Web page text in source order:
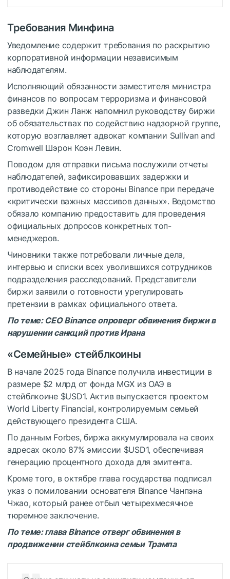
Требования Минфина
Уведомление содержит требования по раскрытию
корпоративной информации независимым
наблюдателям.
Исполняющий обязанности заместителя министра
финансов по вопросам терроризма и финансовой
разведки Джин Ланж напомнил руководству биржи
об обязательствах по содействию надзорной группе,
которую возглавляет адвокат компании Sullivаn аnd
Сrоmwell Шэрон Коэн Левин.
Поводом для отправки письма послужили отчеты
наблюдателей, зафиксировавших задержки и
противодействие со стороны Binance при передаче
«критически важных массивов данных». Ведомство
обязало компанию предоставить для проведения
официальных допросов конкретных топ-
менеджеров.
Чиновники также потребовали личные дела,
интервью и списки всех уволившихся сотрудников
подразделения расследований. Представители
биржи заявили о готовности урегулировать
претензии в рамках официального ответа.
По теме: CEO Binance опроверг обвинения биржи в
нарушении санкций против Ирана
«Семейные» стейблкоины
В начале 2025 года Binance получила инвестиции в
размере $2 млрд от фонда МGХ из ОАЭ в
стейблкоине $USD1. Актив выпускается проектом
Wоrld Liberty Finаnсiаl, контролируемым семьей
действующего президента США.
По данным Fоrbеs, биржа аккумулировала на своих
адресах около 87% эмиссии $USD1, обеспечивая
генерацию процентного дохода для эмитента.
Кроме того, в октябре глава государства подписал
указ о помиловании основателя Binance Чанпэна
Чжао, который ранее отбыл четырехмесячное
тюремное заключение.
По теме:глава Binance отверг обвинения в
продвижении стейблкоина семьи Трампа